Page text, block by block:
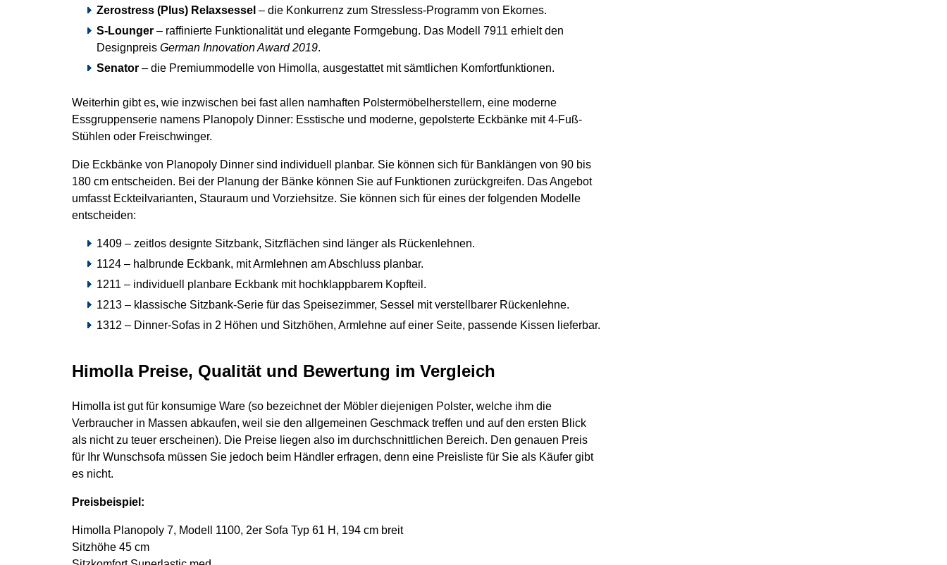
Zerostress (Plus) Relaxsessel – die Konkurrenz zum Stressless-Programm von Ekornes.
S-Lounger – raffinierte Funktionalität und elegante Formgebung. Das Modell 7911 erhielt den
Designpreis German Innovation Award 2019.
Senator – die Premiummodelle von Himolla, ausgestattet mit sämtlichen Komfortfunktionen.
Weiterhin gibt es, wie inzwischen bei fast allen namhaften Polstermöbelherstellern, eine moderne
Essgruppenserie namens Planopoly Dinner: Esstische und moderne, gepolsterte Eckbänke mit 4-Fuß-
Stühlen oder Freischwinger.
Die Eckbänke von Planopoly Dinner sind individuell planbar. Sie können sich für Banklängen von 90 bis
180 cm entscheiden. Bei der Planung der Bänke können Sie auf Funktionen zurückgreifen. Das Angebot
umfasst Eckteilvarianten, Stauraum und Vorziehsitze. Sie können sich für eines der folgenden Modelle
entscheiden:
1409 – zeitlos designte Sitzbank, Sitzflächen sind länger als Rückenlehnen.
1124 – halbrunde Eckbank, mit Armlehnen am Abschluss planbar.
1211 – individuell planbare Eckbank mit hochklappbarem Kopfteil.
1213 – klassische Sitzbank-Serie für das Speisezimmer, Sessel mit verstellbarer Rückenlehne.
1312 – Dinner-Sofas in 2 Höhen und Sitzhöhen, Armlehne auf einer Seite, passende Kissen lieferbar.
Himolla Preise, Qualität und Bewertung im Vergleich
Himolla ist gut für konsumige Ware (so bezeichnet der Möbler diejenigen Polster, welche ihm die
Verbraucher in Massen abkaufen, weil sie den allgemeinen Geschmack treffen und auf den ersten Blick
als nicht zu teuer erscheinen). Die Preise liegen also im durchschnittlichen Bereich. Den genauen Preis
für Ihr Wunschsofa müssen Sie jedoch beim Händler erfragen, denn eine Preisliste für Sie als Käufer gibt
es nicht.
Preisbeispiel:
Himolla Planopoly 7, Modell 1100, 2er Sofa Typ 61 H, 194 cm breit
Sitzhöhe 45 cm